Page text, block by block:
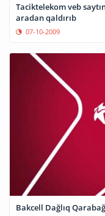
Taciktelekom veb
aradan qaldırıb
07-10-2009
Bakcell Dağlıq